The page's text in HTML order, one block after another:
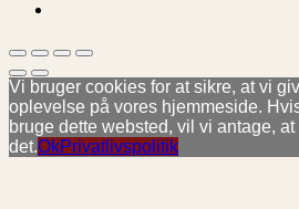
Vi bruger cookies for at sikre, at vi
oplevelse på vores hjemmeside.
bruge dette websted, vil vi antage,
det.OkPrivatlivspolitik